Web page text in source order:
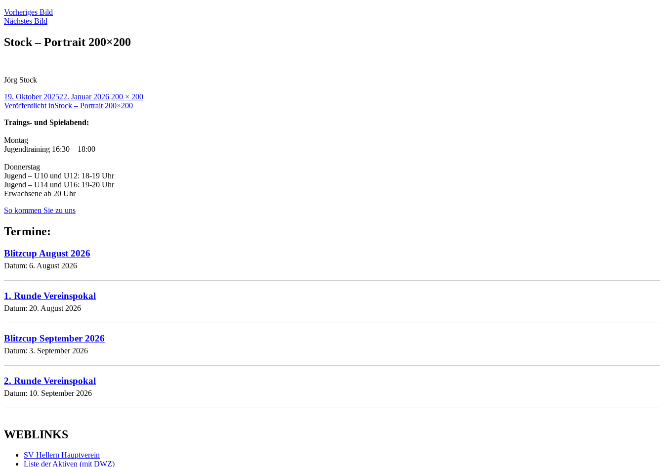
Vorheriges Bild
Nächstes Bild
Stock – Portrait 200×200
Jörg Stock
Veröffentlicht
am
19. Oktober 202522. Januar 2026 Volle
Größe
200 × 200
Beitragsnavigation
Veröffentlicht inStock – Portrait 200×200
Traings- und Spielabend:
Montag
Jugendtraining 16:30 – 18:00
Donnerstag
Jugend – U10 und U12: 18-19 Uhr
Jugend – U14 und U16: 19-20 Uhr
Erwachsene ab 20 Uhr
So kommen Sie zu uns
Termine:
Blitzcup August 2026
Datum: 6. August 2026
1. Runde Vereinspokal
Datum: 20. August 2026
Blitzcup September 2026
Datum: 3. September 2026
2. Runde Vereinspokal
Datum: 10. September 2026
WEBLINKS
SV Hellern Hauptverein
Liste der Aktiven (mit DWZ)